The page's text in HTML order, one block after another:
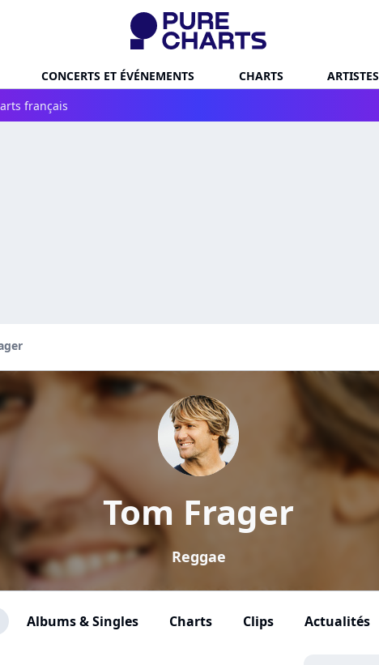
CONCERTS ET ÉVÉNEMENTS CHARTS ARTISTES
français
Tom Frager
Reggae
Albums & Singles Charts Clips Actualités